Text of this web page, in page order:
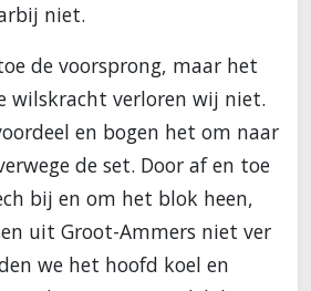
niet.
de voorsprong, maar het
wilskracht verloren wij niet.
en bogen het om naar
de set. Door af en toe
bij en om het blok heen,
uit Groot-Ammers niet ver
we het hoofd koel en